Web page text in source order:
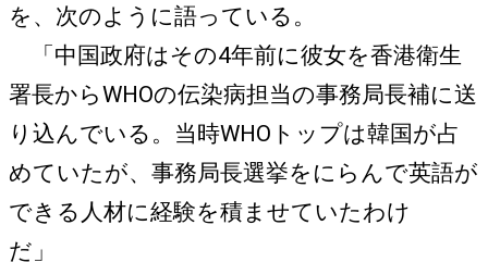
を、次のように語っている。
「中国政府はその4年前に彼女を香港衛生
署長からWHOの伝染病担当の事務局長補に送
り込んでいる。当時WHOトップは韓国が占
めていたが、事務局長選挙をにらんで英語が
できる人材に経験を積ませていたわけ
だ」